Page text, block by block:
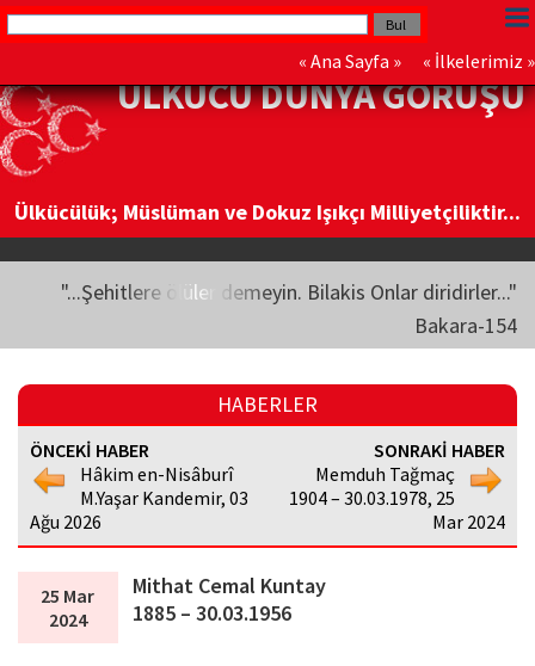
« Ana Sayfa » « İlkelerimiz »
ÜLKÜCÜ DÜNYA GÖRÜŞÜ
Ülkücülük; Müslüman ve Dokuz Işıkçı Milliyetçiliktir...
"...Şehitlere ölüler demeyin. Bilakis Onlar diridirler..."
Bakara-154
HABERLER
ÖNCEKİ HABER
Hâkim en-Nisâburî
M.Yaşar Kandemir, 03
Ağu 2026
SONRAKİ HABER
Memduh Tağmaç
1904 – 30.03.1978, 25
Mar 2024
25 Mar
2024
Mithat Cemal Kuntay
1885 – 30.03.1956